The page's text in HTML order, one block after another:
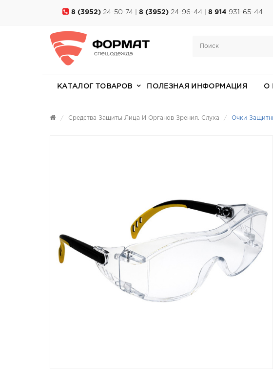
8 (3952) 24-50-74 | 8 (3952) 24-96-44 | 8 914 931-65-44
КАТАЛОГ ТОВАРОВ ПОЛЕЗНАЯ ИНФОРМАЦИЯ О
Средства Защиты Лица И Органов Зрения, Слуха Очки